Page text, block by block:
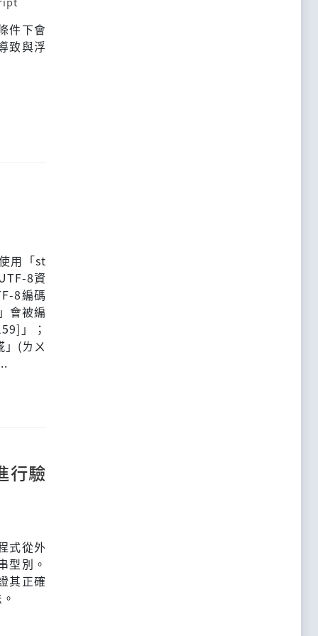
件下會
致與浮
用「st
8資
8編碼
會被編
」；
(ㄌㄨ
行驗
式從外
型別。
其正確